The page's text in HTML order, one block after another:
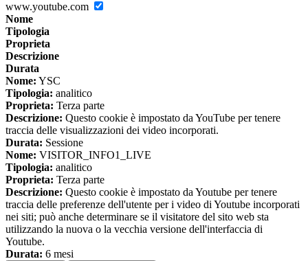
www.youtube.com
Nome
Tipologia
Proprieta
Descrizione
Durata
Nome: YSC
Tipologia: analitico
Proprieta: Terza parte
Descrizione: Questo cookie è impostato da YouTube per tenere
traccia delle visualizzazioni dei video incorporati.
Durata: Sessione
Nome: VISITOR_INFO1_LIVE
Tipologia: analitico
Proprieta: Terza parte
Descrizione: Questo cookie è impostato da Youtube per tenere
traccia delle preferenze dell'utente per i video di Youtube incorporati
nei siti; può anche determinare se il visitatore del sito web sta
utilizzando la nuova o la vecchia versione dell'interfaccia di
Youtube.
Durata: 6 mesi